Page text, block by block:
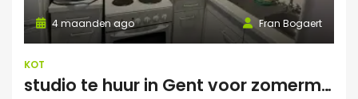
Fran Bogaert
4 maanden ago
KOT
studio te huur in Gent voor zomermaanden